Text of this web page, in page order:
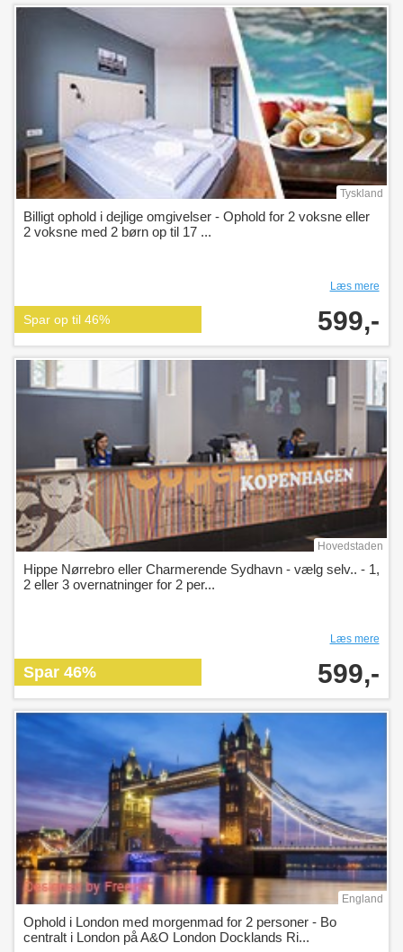
Tyskland
Billigt ophold i dejlige omgivelser - Ophold for 2 voksne eller
2 voksne med 2 børn op til 17 ...
Læs mere
Spar op til 46% 599,-
Hovedstaden
Hippe Nørrebro eller Charmerende Sydhavn - vælg selv.. - 1,
2 eller 3 overnatninger for 2 per...
Læs mere
Spar 46% 599,-
England
Ophold i London med morgenmad for 2 personer - Bo
centralt i London på A&O London Docklands Ri...